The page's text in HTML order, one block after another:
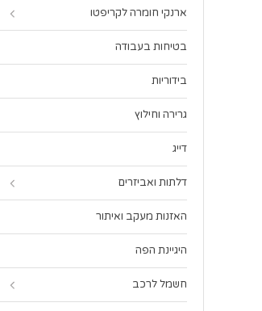
ארנקי חומרה לקריפטו
בטיחות בעבודה
בידוריות
גרירה וחילוץ
דייג
דלתות ואביזרים
האזנות מעקב ואיתור
היגיינת הפה
חשמל לרכב